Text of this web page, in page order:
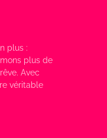
plus :
plus de
Avec
véritable